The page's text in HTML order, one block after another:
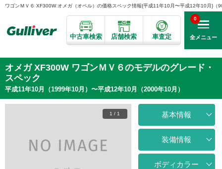
ワゴンＭＶ６ XF300W オメガ（オペル）の価格スペック情報{平成11年10月〜平成12年10月}（
中古車検索 店舗検索 車査定 全メニュー
0
オメガ XF300W ワゴンＭＶ６のモデルのグレード・
スペック
平成11年10月（1999年10月）〜平成12年10月（2000年10月）
1 / 1 基本情報
装備情報
ボディカラー